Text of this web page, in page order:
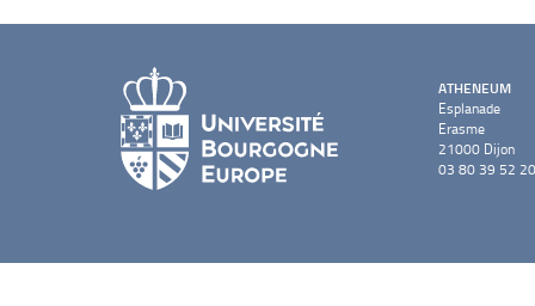
ATHENEUM
Esplanade
Erasme
21000 Dijon
03 80 39 52 20